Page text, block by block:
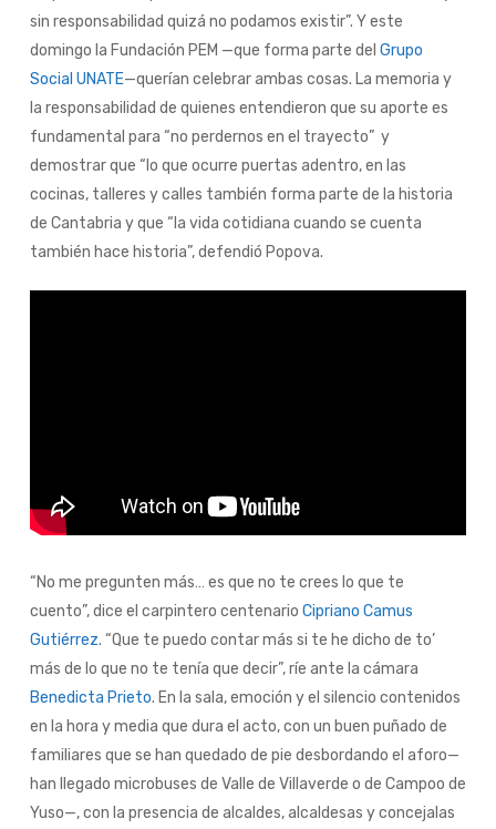
sin responsabilidad quizá no podamos existir”. Y este
domingo la Fundación PEM —que forma parte del Grupo
Social UNATE—querían celebrar ambas cosas. La memoria y
la responsabilidad de quienes entendieron que su aporte es
fundamental para “no perdernos en el trayecto” y
demostrar que “lo que ocurre puertas adentro, en las
cocinas, talleres y calles también forma parte de la historia
de Cantabria y que “la vida cotidiana cuando se cuenta
también hace historia”, defendió Popova.
“No me pregunten más… es que no te crees lo que te
cuento”, dice el carpintero centenario Cipriano Camus
Gutiérrez. “Que te puedo contar más si te he dicho de to’
más de lo que no te tenía que decir”, ríe ante la cámara
Benedicta Prieto. En la sala, emoción y el silencio contenidos
en la hora y media que dura el acto, con un buen puñado de
familiares que se han quedado de pie desbordando el aforo—
han llegado microbuses de Valle de Villaverde o de Campoo de
Yuso—, con la presencia de alcaldes, alcaldesas y concejalas